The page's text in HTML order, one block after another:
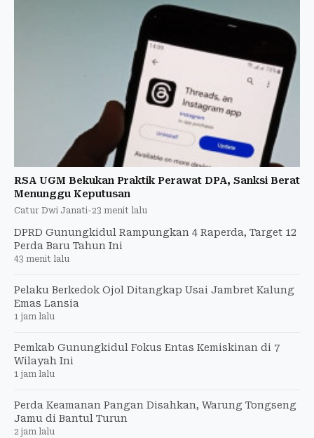
RSA UGM Bekukan Praktik Perawat DPA, Sanksi Berat
Menunggu Keputusan
Catur Dwi Janati-23 menit lalu
DPRD Gunungkidul Rampungkan 4 Raperda, Target 12
Perda Baru Tahun Ini
43 menit lalu
Pelaku Berkedok Ojol Ditangkap Usai Jambret Kalung
Emas Lansia
1 jam lalu
Pemkab Gunungkidul Fokus Entas Kemiskinan di 7
Wilayah Ini
1 jam lalu
Perda Keamanan Pangan Disahkan, Warung Tongseng
Jamu di Bantul Turun
2 jam lalu